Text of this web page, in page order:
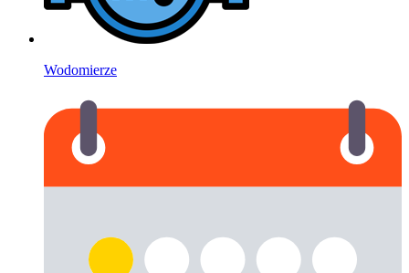
Wodomierze